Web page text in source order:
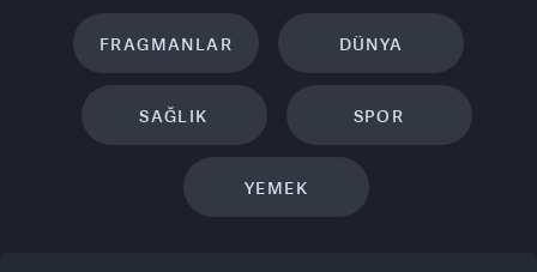
FRAGMANLAR DÜNYA
SAĞLIK SPOR
YEMEK